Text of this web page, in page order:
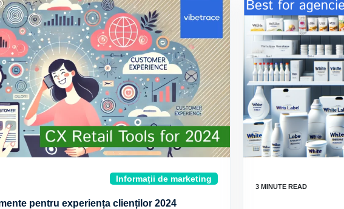
Informații de marketing
pentru experiența clienților 2024